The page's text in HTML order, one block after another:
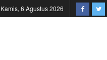
Kamis, 6 Agustus 2026